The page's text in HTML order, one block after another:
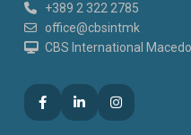
+389 2 322 2785
office@cbsintmk
CBS International